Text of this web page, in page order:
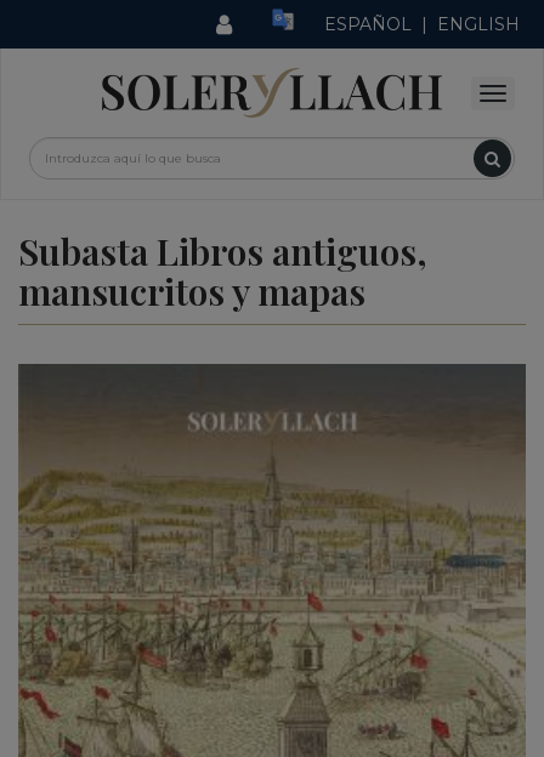
ESPAÑOL | ENGLISH
Subasta Libros antiguos,
mansucritos y mapas